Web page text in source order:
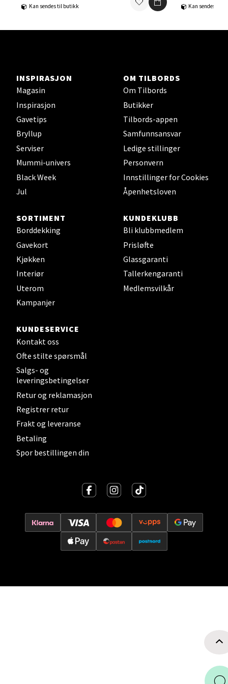
Kan sendes til butikk
Kan sendes til
INSPIRASJON
Magasin
Inspirasjon
Gavetips
Bryllup
Serviser
Mummi-univers
Black Week
Jul
OM TILBORDS
Om Tilbords
Butikker
Tilbords-appen
Samfunnsansvar
Ledige stillinger
Personvern
Innstillinger for Cookies
Åpenhetsloven
SORTIMENT
Borddekking
Gavekort
Kjøkken
Interiør
Uterom
Kampanjer
KUNDEKLUBB
Bli klubbmedlem
Prisløfte
Glassgaranti
Tallerkengaranti
Medlemsvilkår
KUNDESERVICE
Kontakt oss
Ofte stilte spørsmål
Salgs- og
leveringsbetingelser
Retur og reklamasjon
Registrer retur
Frakt og leveranse
Betaling
Spor bestillingen din
Sortland - Sortland Storsenter
Strangata 26, 8400 Sortland
Åpent i dag 10-19
0 i butikk
Steinkjer - Thon Senter Steinkjer
Åpent i dag 10-20
Leirvik - Stord
Torgbakken 2, 5401 Stord
Åpent i dag 10-17
0 i butikk
Oslo - Thon Senter Storo
Vitaminveien 7 - 9, 0485 Oslo
Åpent i dag 10-21